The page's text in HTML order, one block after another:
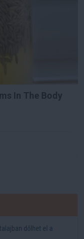
In The Body
dőlhet el a